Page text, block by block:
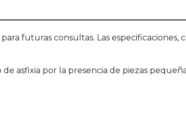
futuras consultas. Las especificaciones,
asfixia por la presencia de piezas